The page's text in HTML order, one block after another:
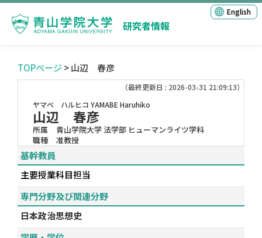
研究者情報
English
TOPページ > 山辺 春彦
（最終更新日 : 2026-03-31 21:09:13）
ヤマベ ハルヒコ YAMABE Haruhiko
山辺 春彦
所属
青山学院大学 法学部 ヒューマンライツ学科
職種
准教授
基幹教員
主要授業科目担当
専門分野及び関連分野
日本政治思想史